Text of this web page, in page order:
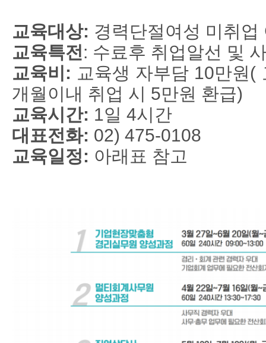
교육대상: 경력단절여성 미취업
교육특전 : 수료후 취업알선 및
교육비: 교육생 자부담 10만원(
개월이내 취업 시 5만원 환급)
교육시간: 1일 4시간
대표전화: 02) 475-0108
교육일정: 아래표 참고